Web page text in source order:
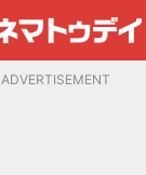
ADVERTISEMENT